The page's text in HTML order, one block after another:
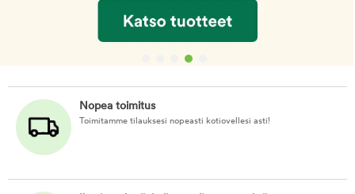
Nopea toimitus
Toimitamme tilauksesi nopeasti kotiovellesi asti!